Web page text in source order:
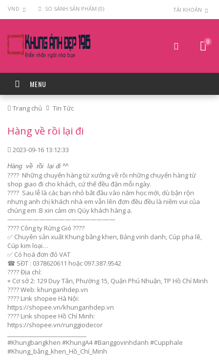
VND SO SÁNH SẢN PHẨM (0) TÀI KHOẢN
0
MENU
Trang chủ Tin Tức
Hàng về rồi lại đi
2023-09-16 13:12:33
Hàng về rồi lại đi ^^
???? Những chuyến hàng từ xưởng về rồi những chuyến hàng từ
shop giao đi cho khách, cứ thế đều đặn mỗi ngày.
???? Sau lễ là các bạn nhỏ bắt đầu vào năm học mới, dù bận rộn
nhưng anh chị khách nhà em vẫn lên đơn đều đều là niềm vui của
chúng em :B xin cảm ơn Qúy khách hàng ạ.
—————————————————
???? Công ty Rừng Gió ????
✅ Chuyên sản xuất Khung bằng khen, Bảng vinh danh, Cúp pha lê,
Cúp kim loại…
✅ Có hoá đơn đỏ VAT
☎ SĐT : 0378620611 hoặc 097.387.9542
???? Địa chỉ:
+ Cơ sở 2: 129 Duy Tân, Phường 15, Quận Phú Nhuận, TP Hồ Chí Minh
???? Web: khunganhdep.vn
???? Link shopee Hà Nội:
https://shopee.vn/khunganhdep.vn
???? Link shopee Hồ Chí Minh:
https://shopee.vn/runggiodecor
#Khungbangkhen #KhungA4 #Banggovinhdanh #Cupphale
#Khung_bằng_khen_Hồ_Chí_Minh